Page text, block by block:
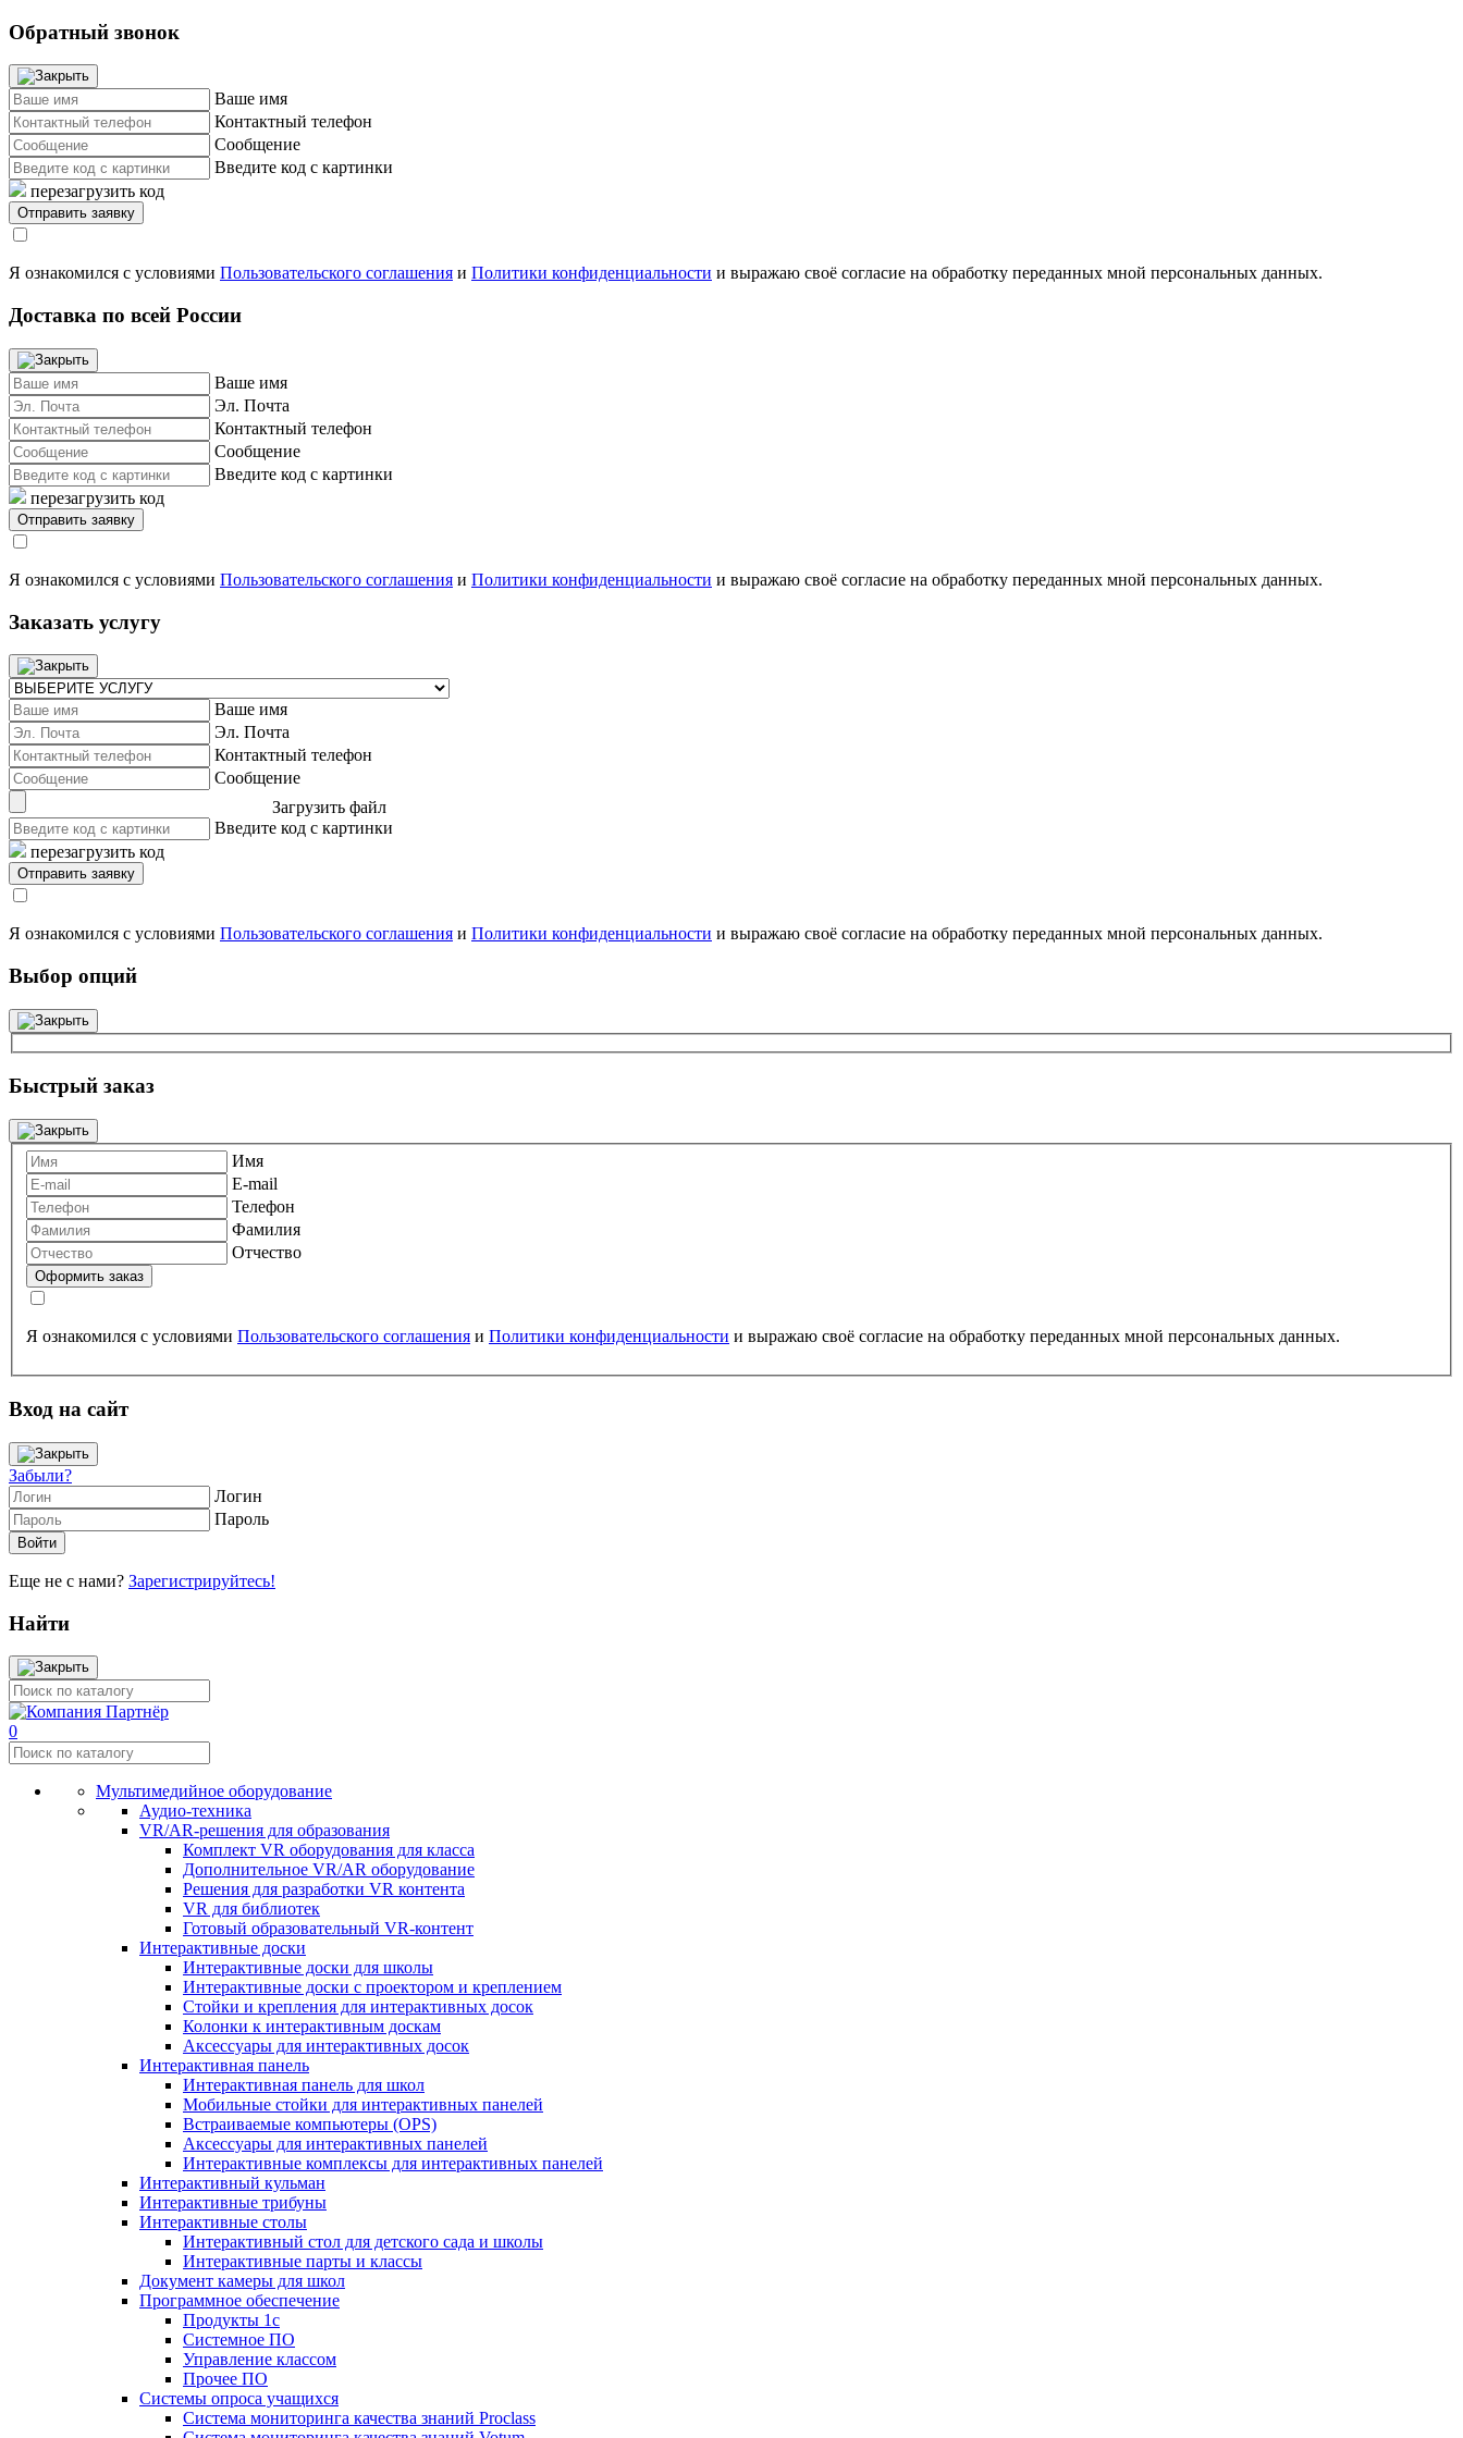
Обратный звонок
Ваше имя
Контактный телефон
Сообщение
Введите код с картинки
перезагрузить код
Я ознакомился с условиями Пользовательского соглашения и Политики конфиденциальности и выражаю своё согласие на обработку переданных мной персональных данных.
Доставка по всей России
Ваше имя
Эл. Почта
Контактный телефон
Сообщение
Введите код с картинки
перезагрузить код
Я ознакомился с условиями Пользовательского соглашения и Политики конфиденциальности и выражаю своё согласие на обработку переданных мной персональных данных.
Заказать услугу
Ваше имя
Эл. Почта
Контактный телефон
Сообщение
Загрузить файл
Введите код с картинки
перезагрузить код
Я ознакомился с условиями Пользовательского соглашения и Политики конфиденциальности и выражаю своё согласие на обработку переданных мной персональных данных.
Выбор опций
Быстрый заказ
Имя
E-mail
Телефон
Фамилия
Отчество
Я ознакомился с условиями Пользовательского соглашения и Политики конфиденциальности и выражаю своё согласие на обработку переданных мной персональных данных.
Вход на сайт
Забыли?
Логин
Пароль
Еще не с нами? Зарегистрируйтесь!
Найти
0
Мультимедийное оборудование
Аудио-техника
VR/AR-решения для образования
Комплект VR оборудования для класса
Дополнительное VR/AR оборудование
Решения для разработки VR контента
VR для библиотек
Готовый образовательный VR-контент
Интерактивные доски
Интерактивные доски для школы
Интерактивные доски с проектором и креплением
Стойки и крепления для интерактивных досок
Колонки к интерактивным доскам
Аксессуары для интерактивных досок
Интерактивная панель
Интерактивная панель для школ
Мобильные стойки для интерактивных панелей
Встраиваемые компьютеры (OPS)
Аксессуары для интерактивных панелей
Интерактивные комплексы для интерактивных панелей
Интерактивный кульман
Интерактивные трибуны
Интерактивные столы
Интерактивный стол для детского сада и школы
Интерактивные парты и классы
Документ камеры для школ
Программное обеспечение
Продукты 1с
Системное ПО
Управление классом
Прочее ПО
Системы опроса учащихся
Система мониторинга качества знаний Proclass